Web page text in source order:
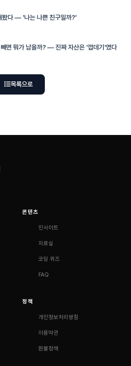
봤다 — '나는 나쁜 친구일까?'
면 뭐가 남을까? — 진짜 자산은 '껍데기'였다
목록으로
콘텐츠
인사이트
자료실
코딩 퀴즈
FAQ
정책
개인정보처리방침
이용약관
환불정책